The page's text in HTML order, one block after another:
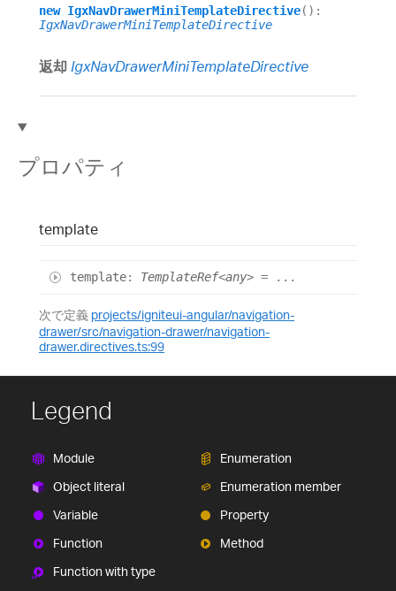
new IgxNavDrawerMiniTemplateDirective() :
IgxNavDrawerMiniTemplateDirective
返却 IgxNavDrawerMiniTemplateDirective
プロパティ
template
template: TemplateRef<any> = ...
次で定義 projects/igniteui-angular/navigation-
drawer/src/navigation-drawer/navigation-
drawer.directives.ts:99
Legend
Module
Object literal
Variable
Function
Function with type
Enumeration
Enumeration member
Property
Method